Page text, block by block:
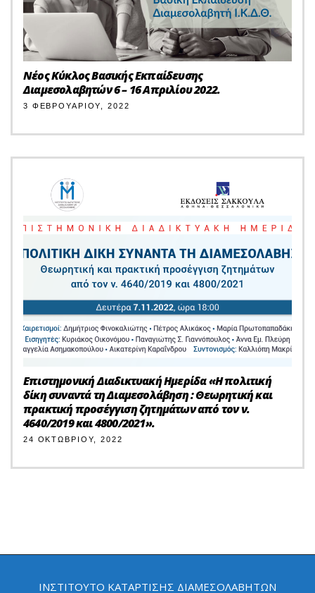
Νέος Κύκλος Βασικής Εκπαίδευσης
Διαμεσολαβητών 6 – 16 Απριλίου 2022.
3 ΦΕΒΡΟΥΑΡΊΟΥ, 2022
Επιστημονική Διαδικτυακή Ημερίδα «Η πολιτική
δίκη συναντά τη Διαμεσολάβηση : Θεωρητική και
πρακτική προσέγγιση ζητημάτων από τον ν.
4640/2019 και 4800/2021».
24 ΟΚΤΩΒΡΊΟΥ, 2022
ΙΝΣΤΙΤΟΎΤΟ ΚΑΤΆΡΤΙΣΗΣ ΔΙΑΜΕΣΟΛΑΒΗΤΏΝ